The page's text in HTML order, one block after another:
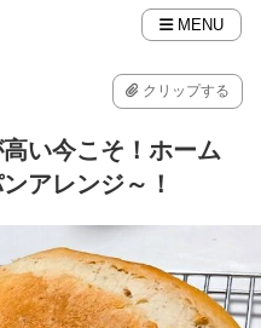
MENU
クリップする
い今こそ！ホーム
アレンジ～！